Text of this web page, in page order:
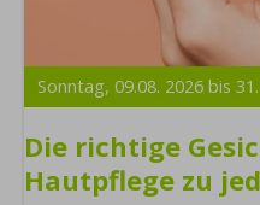
Sonntag,09.08. 2026 bis
Die richtige
Hautpflege zu